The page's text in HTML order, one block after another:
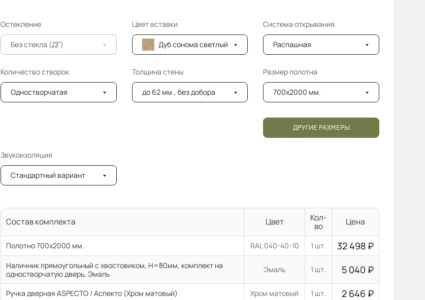
Остекление
Без стекла (ДГ)
Цвет вставки
Дуб сонома светлый
Система открывания
Распашная
Количество створок
Одностворчатая
Толщина стены
до 62 мм., без добора
Размер полотна
700x2000 мм.
ДРУГИЕ РАЗМЕРЫ
Звукоизоляция
Стандартный вариант
Состав комплекта Цвет
Кол-
во
Цена
Полотно 700x2000 мм. RAL 040-40-10 1 шт. 32 498 ₽
Наличник прямоугольный с хвостовиком, H=80мм, комплект на
одностворчатую дверь, Эмаль
Эмаль 1 шт. 5 040 ₽
Ручка дверная ASPECTO / Аспекто (Хром матовый) Хром матовый 1 шт. 2 646 ₽